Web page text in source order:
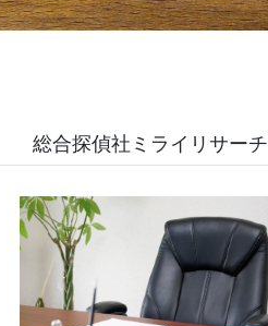
総合探偵社ミライリサーチ